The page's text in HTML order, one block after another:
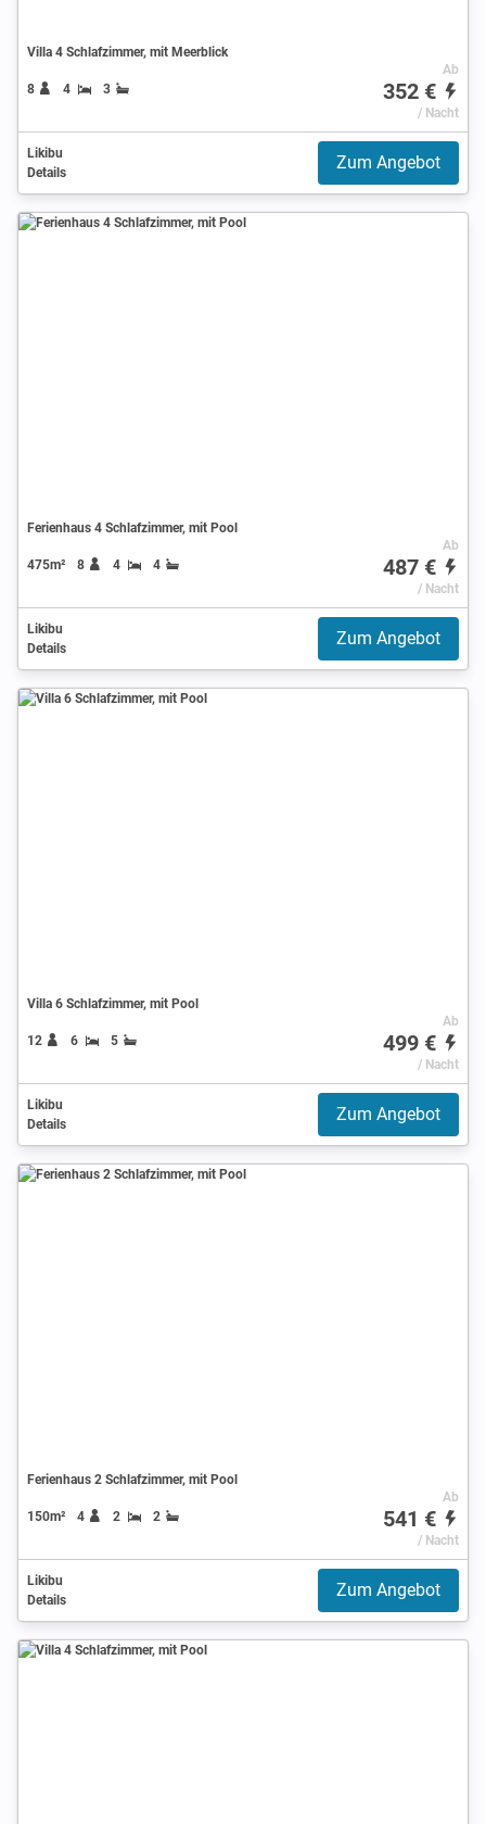
Villa 4 Schlafzimmer, mit Meerblick
8 4 3
Ab
352 €
/ Nacht
Likibu
Details
Zum Angebot
Ferienhaus 4 Schlafzimmer, mit Pool
475m² 8 4 4
Ab
487 €
/ Nacht
Likibu
Details
Zum Angebot
Villa 6 Schlafzimmer, mit Pool
12 6 5
Ab
499 €
/ Nacht
Likibu
Details
Zum Angebot
Ferienhaus 2 Schlafzimmer, mit Pool
150m² 4 2 2
Ab
541 €
/ Nacht
Likibu
Details
Zum Angebot